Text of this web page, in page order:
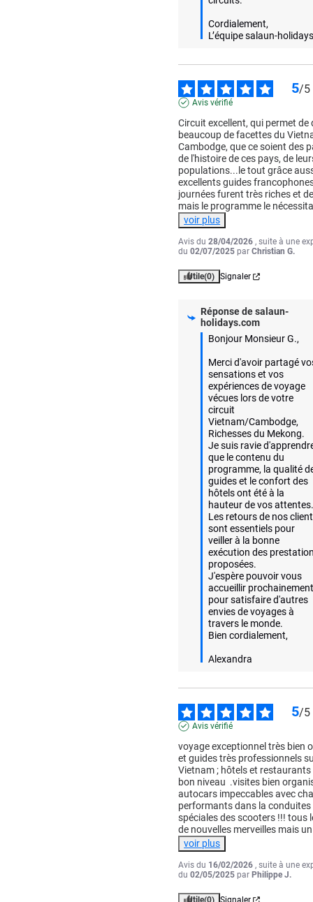
Cordialement,
L’équipe salaun-
5/5
Avis vérifié
Circuit excellent, qui permet de
beaucoup de facettes du
Cambodge, que ce soient des
de l'histoire de ces pays, de
populations...le tout grâce
excellents guides
journées furent très riches et
mais le programme le
voir plus
Avis du28/04/2026 , suite à une
du02/07/2025 parChristian G.
Utile(0) Signaler
Réponse desalaun-
holidays.com
Bonjour Monsieur G.,
Merci d'avoir partagé
sensations et vos
expériences de voyage
vécues lors de votre
circuit
Vietnam/Cambodge,
Richesses du Mekong.
Je suis ravie
que le contenu du
programme, la qualité
guides et le confort des
hôtels ont été à la
hauteur de vos
Les retours de nos
sont essentiels pour
veiller à la bonne
exécution des
proposées.
J'espère pouvoir vous
accueillir
pour satisfaire d'autres
envies de voyages à
travers le monde.
Bien cordialement,
Alexandra
5/5
Avis vérifié
voyage exceptionnel très bien
et guides très professionnels
Vietnam ; hôtels et restaurants
bon niveau  .visites bien
autocars impeccables avec
performants dans la conduites
spéciales des scooters !!! tous
de nouvelles merveilles mais un
voir plus
Avis du 16/02/2026 , suite à une
du02/05/2025 par Philippe J.
Utile(0) Signaler